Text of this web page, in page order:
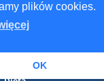
plików cookies.
OK